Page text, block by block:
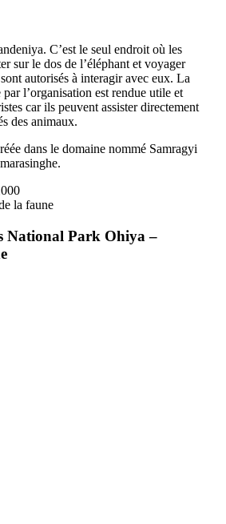
C’est le seul endroit où les
sur le dos de l’éléphant et voyager
autorisés à interagir avec eux. La
l’organisation est rendue utile et
car ils peuvent assister directement
des animaux.
dans le domaine nommé Samragyi
la faune
National Park Ohiya –